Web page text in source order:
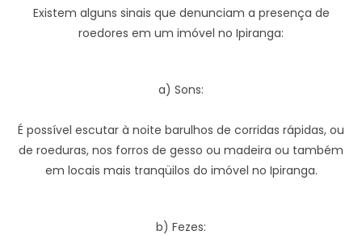
Existem alguns sinais que denunciam a presença de
roedores em um imóvel no Ipiranga:
a) Sons:
É possível escutar à noite barulhos de corridas rápidas, ou
de roeduras, nos forros de gesso ou madeira ou também
em locais mais tranqüilos do imóvel no Ipiranga.
b) Fezes: